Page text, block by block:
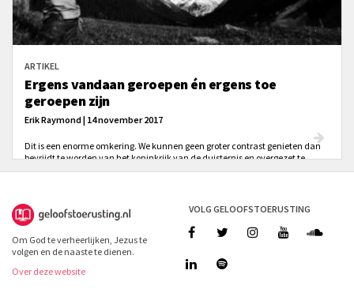
ARTIKEL
Ergens vandaan geroepen én ergens toe
geroepen zijn
Erik Raymond | 14 november 2017
Dit is een enorme omkering. We kunnen geen groter contrast genieten dan
bevrijdt te worden van het koninkrijk van de duisternis en overgezet te
worden in het koninkrijk van het licht. Maar we moeten niet alleen
Om God te verheerlijken, Jezus te
volgen en de naaste te dienen.
Over deze website
VOLG GELOOFSTOERUSTING